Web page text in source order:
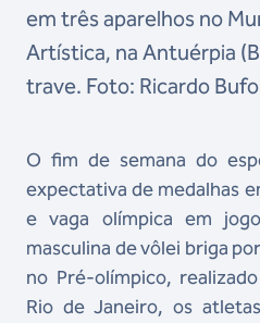
em três aparelhos no
Artística, na Antuérpia
trave. Foto: Ricardo
O fim de semana do
expectativa de medalhas
e vaga olímpica em
masculina de vôlei briga
no Pré-olímpico,
Rio de Janeiro, os